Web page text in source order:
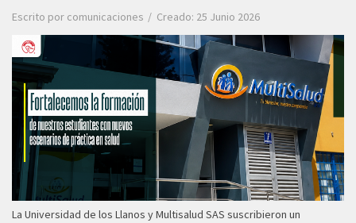
Escrito por comunicaciones Creado: 25 Junio 2026
La Universidad de los Llanos y Multisalud SAS suscribieron un